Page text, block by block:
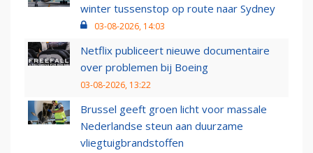
winter tussenstop op route naar Sydney
03-08-2026, 14:03
Netflix publiceert nieuwe documentaire
over problemen bij Boeing
03-08-2026, 13:22
Brussel geeft groen licht voor massale
Nederlandse steun aan duurzame
vliegtuigbrandstoffen